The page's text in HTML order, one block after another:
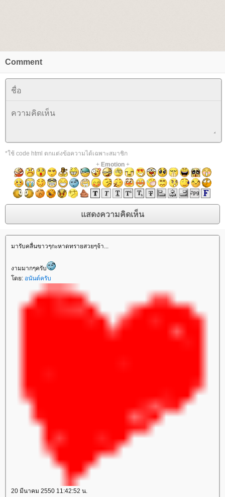
Comment
*ใช้ code html ตกแต่งข้อความได้เฉพาะสมาชิก
+ Emotion+
มารับคลื่นขาวๆกะหาดทรายสวยๆจ้า...
งามมากๆครับ
ดย: อนันต์ครับ
20 มีนาคม 2550 11:42:52 น.